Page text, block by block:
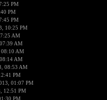
PM
PM
PM
10:25 PM
AM
AM
AM
AM
08:53 AM
PM
01:07 PM
12:51 PM
PM